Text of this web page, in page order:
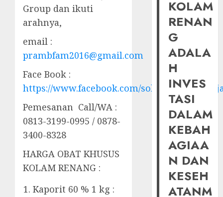
Group dan ikuti
arahnya,
email :
prambfam2016@gmail.com
Face Book :
https://www.facebook.com/
Pemesanan Call/WA :
0813-3199-0995 / 0878-
3400-8328
HARGA OBAT KHUSUS
KOLAM RENANG :
Kaporit 60 % 1 kg :
KOLAM
RENAN
G
ADALA
H
INVES
TASI
DALAM
KEBAH
AGIAA
N DAN
KESEH
ATANM